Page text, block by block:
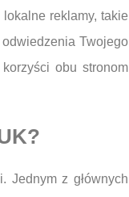
reklamy, takie
Twojego
obu stronom
Jednym z głównych